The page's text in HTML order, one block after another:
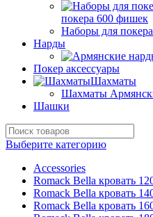
покера 600 фишек
Наборы для
Нарды
Покер аксессуары
Шахматы
Шахматы
Шашки
Выберите категорию
Accessories
Romack Bella кровать
Romack Bella кровать
Romack Bella кровать